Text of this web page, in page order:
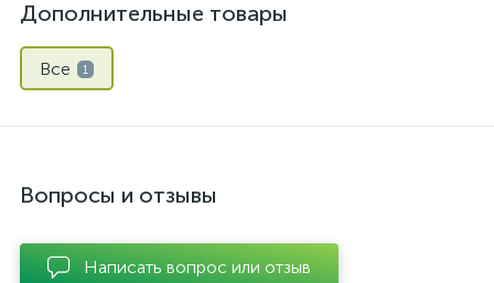
Дополнительные товары
Все 1
Вопросы и отзывы
Написать вопрос или отзыв